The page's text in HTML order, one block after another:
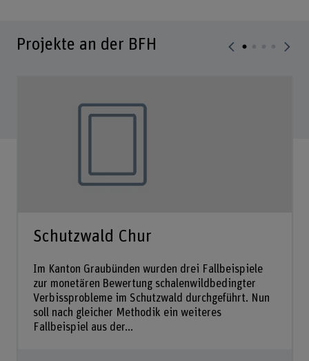
Projekte an der BFH
Schutzwald Chur
Im Kanton Graubünden wurden drei Fallbeispiele
zur monetären Bewertung schalenwildbedingter
Verbissprobleme im Schutzwald durchgeführt. Nun
soll nach gleicher Methodik ein weiteres
Fallbeispiel aus der...